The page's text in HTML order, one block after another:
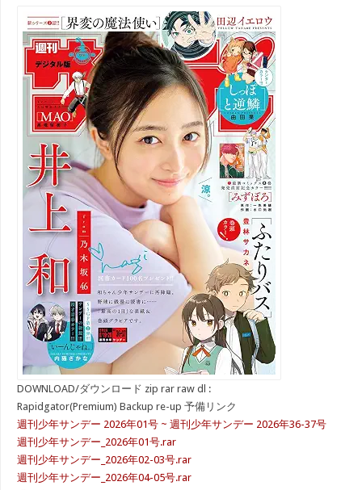
DOWNLOAD/ダウンロード zip rar raw dl :
Rapidgator(Premium) Backup re-up 予備リンク
週刊少年サンデー 2026年01号 ~ 週刊少年サンデー 2026年36-37号
週刊少年サンデー_2026年01号.rar
週刊少年サンデー_2026年02-03号.rar
週刊少年サンデー_2026年04-05号.rar